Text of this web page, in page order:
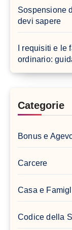
Sospensione
devi sapere
I requisiti e
ordinario:
Categorie
Bonus e
Carcere
Casa e
Codice della